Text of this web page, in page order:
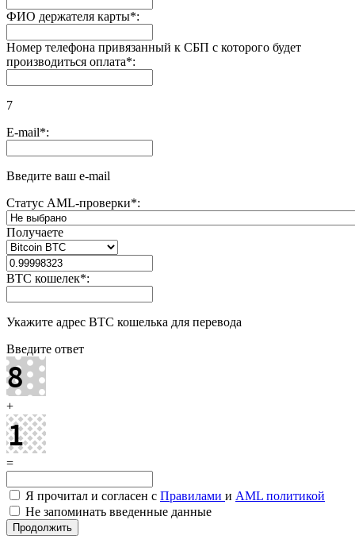
ФИО держателя карты*:
Номер телефона привязанный к СБП с которого будет
производиться оплата*:
7
E-mail*:
Введите ваш e-mail
Статус AML-проверки*:
Получаете
BTC кошелек*:
Укажите адрес BTC кошелька для перевода
Введите ответ
+
=
Я прочитал и согласен с Правилами и AML политикой
Не запоминать введенные данные